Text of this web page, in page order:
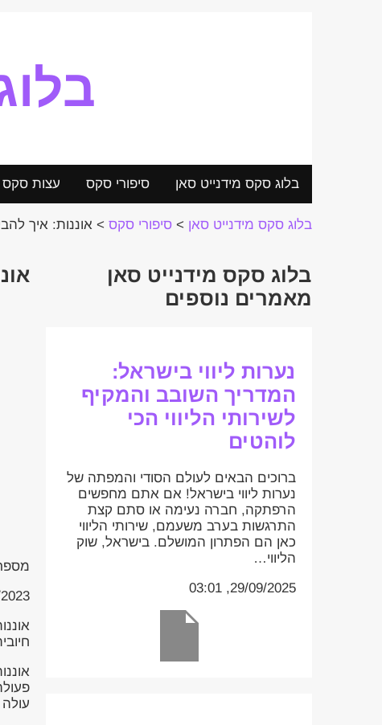
בלוג סקס מידנייט סאן סיפורי סקס עצות סקס
בלוג סקס מידנייט סאן > סיפורי סקס > אוננות: איך
23:20
בלוג סקס מידנייט סאן
מאמרים נוספים
נערות ליווי בישראל:
המדריך השובב והמקיף
לשירותי הליווי הכי
לוהטים
ברוכים הבאים לעולם הסודי והמפתה של
נערות ליווי בישראל! אם אתם מחפשים
הרפתקה, חברה נעימה או סתם קצת
התרגשות בערב משעמם, שירותי הליווי
כאן הם הפתרון המושלם. בישראל, שוק
הליווי…
29/09/2025, 03:01